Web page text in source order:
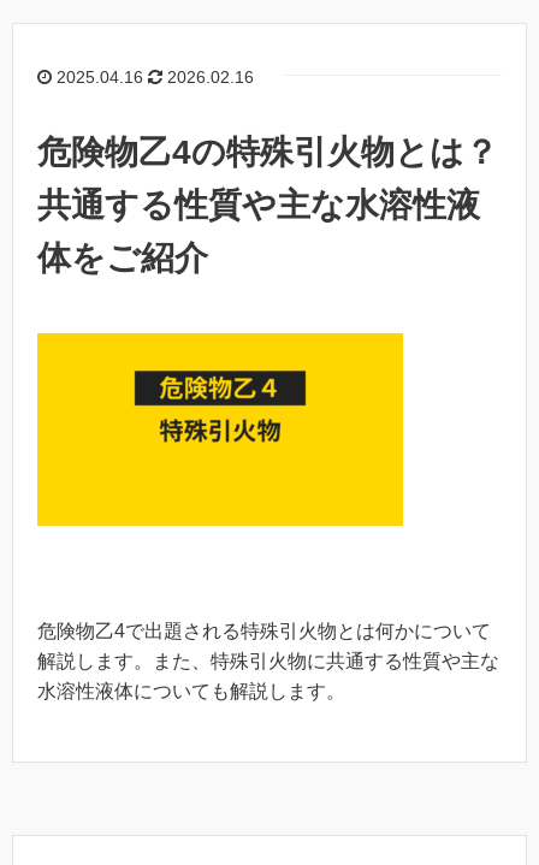
2025.04.16 2026.02.16
危険物乙4の特殊引火物とは？
共通する性質や主な水溶性液
体をご紹介
危険物乙4で出題される特殊引火物とは何かについて
解説します。また、特殊引火物に共通する性質や主な
水溶性液体についても解説します。